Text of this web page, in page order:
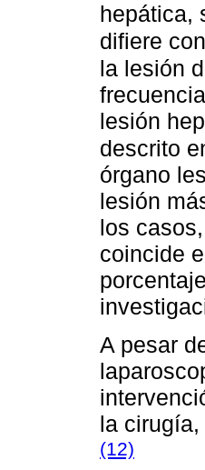
hepática,
difiere
la lesión
lesión
descrito
órgano
lesión
los
coincide
A pesar
la
(12)